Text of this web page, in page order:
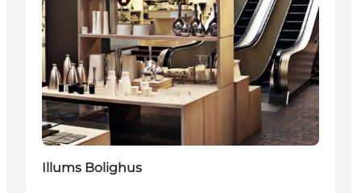
Illums Bolighus